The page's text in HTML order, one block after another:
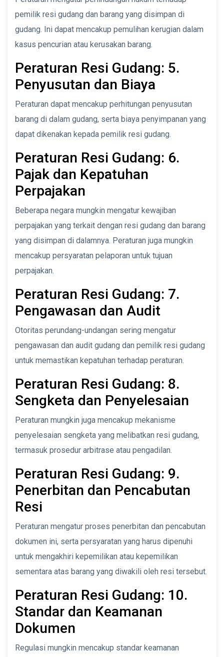
pemilik resi gudang dan barang yang disimpan di
gudang. Ini dapat mencakup pemulihan kerugian dalam
kasus pencurian atau kerusakan barang.
Peraturan Resi Gudang: 5.
Penyusutan dan Biaya
Peraturan dapat mencakup perhitungan penyusutan
barang di dalam gudang, serta biaya penyimpanan yang
dapat dikenakan kepada pemilik resi gudang.
Peraturan Resi Gudang: 6.
Pajak dan Kepatuhan
Perpajakan
Beberapa negara mungkin mengatur kewajiban
perpajakan yang terkait dengan resi gudang dan barang
yang disimpan di dalamnya. Peraturan juga mungkin
mencakup persyaratan pelaporan untuk tujuan
perpajakan.
Peraturan Resi Gudang: 7.
Pengawasan dan Audit
Otoritas perundang-undangan sering mengatur
pengawasan dan audit gudang dan pemilik resi gudang
untuk memastikan kepatuhan terhadap peraturan.
Peraturan Resi Gudang: 8.
Sengketa dan Penyelesaian
Peraturan mungkin juga mencakup mekanisme
penyelesaian sengketa yang melibatkan resi gudang,
termasuk prosedur arbitrase atau pengadilan.
Peraturan Resi Gudang: 9.
Penerbitan dan Pencabutan
Resi
Peraturan mengatur proses penerbitan dan pencabutan
dokumen ini, serta persyaratan yang harus dipenuhi
untuk mengakhiri kepemilikan atau kepemilikan
sementara atas barang yang diwakili oleh resi tersebut.
Peraturan Resi Gudang: 10.
Standar dan Keamanan
Dokumen
Regulasi mungkin mencakup standar keamanan